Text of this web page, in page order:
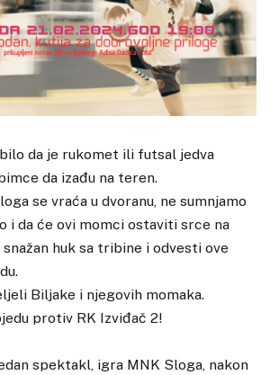
da je rukomet ili futsal jedva
da izađu na teren.
se vraća u dvoranu, ne sumnjamo
i da će ovi momci ostaviti srce na
huk sa tribine i odvesti ove
Biljake i njegovih momaka.
protiv RK Izviđač 2!
spektakl, igra MNK Sloga, nakon